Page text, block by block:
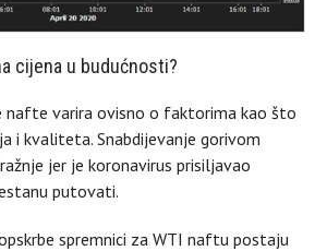
cijena u budućnosti?
nafte varira ovisno o faktorima kao što
i kvaliteta. Snabdijevanje gorivom
jer je koronavirus prisiljavao
putovati.
spremnici za WTI naftu postaju